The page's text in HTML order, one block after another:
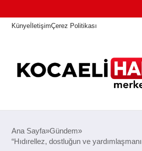
KünyeİletişimÇerez Politikası
ANASAYFA
Ana Sayfa Gündem
“Hıdırellez, dostluğun ve